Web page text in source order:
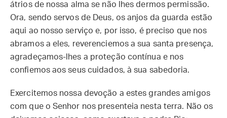
átrios de nossa alma se não lhes dermos permissão.
Ora, sendo servos de Deus, os anjos da guarda estão
aqui ao nosso serviço e, por isso, é preciso que nos
abramos a eles, reverenciemos a sua santa presença,
agradeçamos-lhes a proteção contínua e nos
confiemos aos seus cuidados, à sua sabedoria.
Exercitemos nossa devoção a estes grandes amigos
com que o Senhor nos presenteia nesta terra. Não os